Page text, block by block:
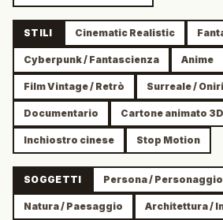
STILI Cinematic Realistic
Cyberpunk / Fantascienza Anime
Film Vintage / Retrò Surreale /
Documentario Cartone animato 3D
Inchiostro cinese Stop Motion
SOGGETTI Persona / Personaggio
Natura / Paesaggio Architettura /